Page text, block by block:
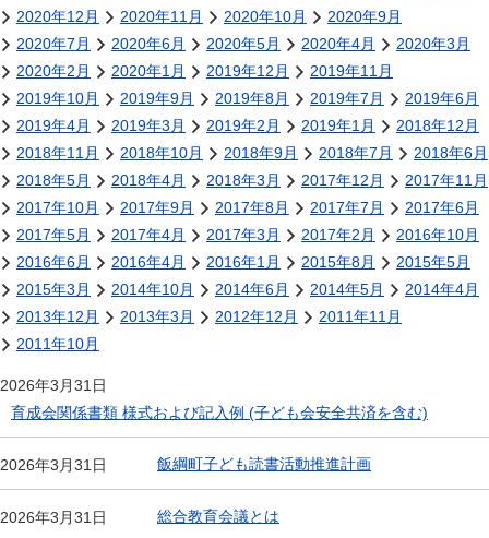
2020年12月
2020年11月 2020年10月
2020年9月
2020年7月
2020年6月 2020年5月 2020年4月
2020年3月
2020年2月
2020年1月 2019年12月
2019年11月
2019年10月
2019年9月 2019年8月 2019年7月
2019年6月
2019年4月
2019年3月 2019年2月 2019年1月
2018年12月
2018年11月
2018年10月 2018年9月 2018年7月
2018年6月
2018年5月
2018年4月 2018年3月 2017年12月
2017年11月
2017年10月
2017年9月 2017年8月 2017年7月
2017年6月
2017年5月
2017年4月 2017年3月 2017年2月
2016年10月
2016年6月
2016年4月 2016年1月 2015年8月
2015年5月
2015年3月
2014年10月 2014年6月 2014年5月
2014年4月
2013年12月
2013年3月 2012年12月
2011年11月
2011年10月
2026年3月31日
育成会関係書類 様式および記入例 (子ども会安全共済を含む)
2026年3月31日 飯綱町子ども読書活動推進計画
2026年3月31日 総合教育会議とは